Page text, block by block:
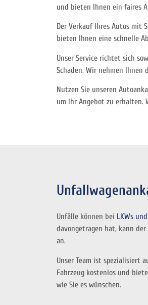
und bieten Ihnen ein faires
Der Verkauf Ihres Autos mit
bieten Ihnen eine schnelle
Unser Service richtet sich
Schaden. Wir nehmen
Nutzen Sie unseren
um Ihr Angebot zu erhalten.
Unfälle können bei LKWs
davongetragen hat, kann
an.
Unser Team ist spezialisiert
Fahrzeug kostenlos und
wie Sie es wünschen.